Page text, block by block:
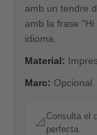
amb un tendre
amb la frase "Hi
idioma.
Material:
Marc: Opcional
📐
Consulta el
perfecta.